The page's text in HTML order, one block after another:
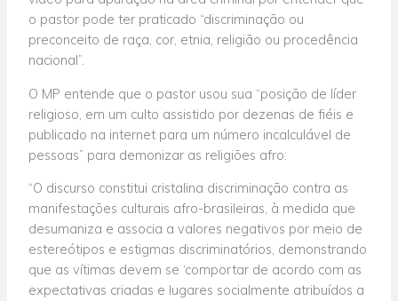
o pastor pode ter praticado “discriminação ou
preconceito de raça, cor, etnia, religião ou procedência
nacional”.
O MP entende que o pastor usou sua “posição de líder
religioso, em um culto assistido por dezenas de fiéis e
publicado na internet para um número incalculável de
pessoas” para demonizar as religiões afro:
“O discurso constitui cristalina discriminação contra as
manifestações culturais afro-brasileiras, à medida que
desumaniza e associa a valores negativos por meio de
estereótipos e estigmas discriminatórios, demonstrando
que as vítimas devem se ‘comportar de acordo com as
expectativas criadas e lugares socialmente atribuídos a